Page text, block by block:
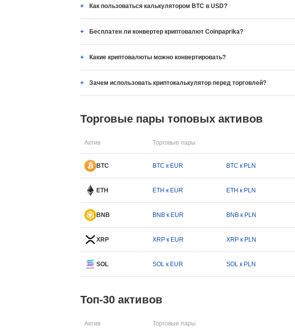
Как пользоваться калькулятором BTC в USD?
Бесплатен ли конвертер криптовалют Coinpaprika?
Какие криптовалюты можно конвертировать?
Зачем использовать криптокалькулятор перед торговлей?
Торговые пары топовых активов
Актив Торговые пары
BTC BTC к EUR BTC к PLN
ETH ETH к EUR ETH к PLN
BNB BNB к EUR BNB к PLN
XRP XRP к EUR XRP к PLN
SOL SOL к EUR SOL к PLN
Топ-30 активов
Актив Торговые пары